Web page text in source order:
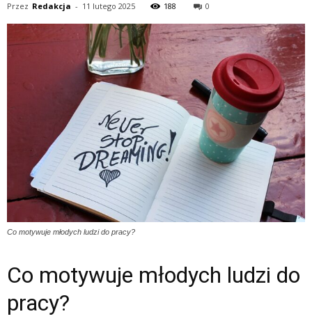
Przez Redakcja - 11 lutego 2025 188 0
Co motywuje młodych ludzi do pracy?
Co motywuje młodych ludzi do
pracy?